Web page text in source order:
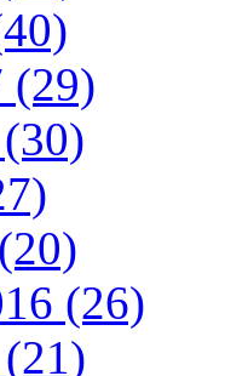
(29)
(26)